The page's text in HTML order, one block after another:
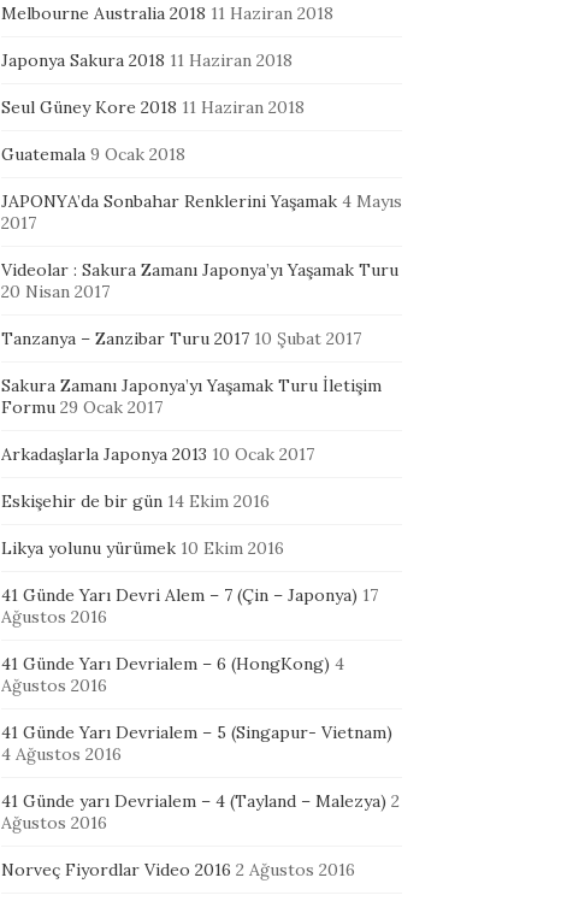
Melbourne Australia 2018 11 Haziran 2018
Japonya Sakura 2018 11 Haziran 2018
Seul Güney Kore 2018 11 Haziran 2018
Guatemala 9 Ocak 2018
JAPONYA’da Sonbahar Renklerini Yaşamak 4 Mayıs
2017
Videolar : Sakura Zamanı Japonya’yı Yaşamak Turu
20 Nisan 2017
Tanzanya – Zanzibar Turu 2017 10 Şubat 2017
Sakura Zamanı Japonya’yı Yaşamak Turu İletişim
Formu 29 Ocak 2017
Arkadaşlarla Japonya 2013 10 Ocak 2017
Eskişehir de bir gün 14 Ekim 2016
Likya yolunu yürümek 10 Ekim 2016
41 Günde Yarı Devri Alem – 7 (Çin – Japonya) 17
Ağustos 2016
41 Günde Yarı Devrialem – 6 (HongKong) 4
Ağustos 2016
41 Günde Yarı Devrialem – 5 (Singapur- Vietnam)
4 Ağustos 2016
41 Günde yarı Devrialem – 4 (Tayland – Malezya) 2
Ağustos 2016
Norveç Fiyordlar Video 2016 2 Ağustos 2016